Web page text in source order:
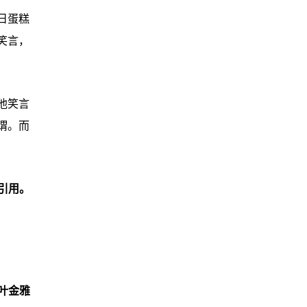
蛋糕
言，
笑言
。而
用。
金雅